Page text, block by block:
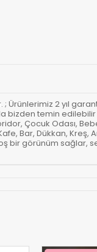
; Ürünlerimiz 2 yıl
bizden temin
Çocuk Odası,
Bar, Dükkan, Kreş,
bir görünüm sağlar,